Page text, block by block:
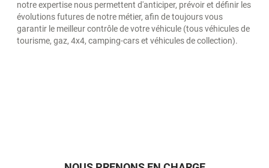
notre expertise nous permettent d'anticiper, prévoir et définir les
évolutions futures de notre métier, afin de toujours vous
garantir le meilleur contrôle de votre véhicule (tous véhicules de
tourisme, gaz, 4x4, camping-cars et véhicules de collection).